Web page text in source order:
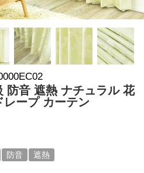
防音 遮熱 ナチュラル 花
ープ カーテン
防音 遮熱